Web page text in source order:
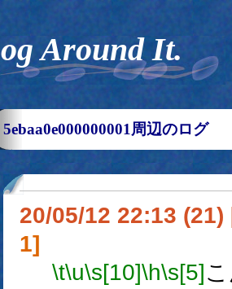
Log Around It.
5ebaa0e000000001周辺のログ
20/05/12 22:13 (21)
1]
\t\u\s[10]\h\s[5]